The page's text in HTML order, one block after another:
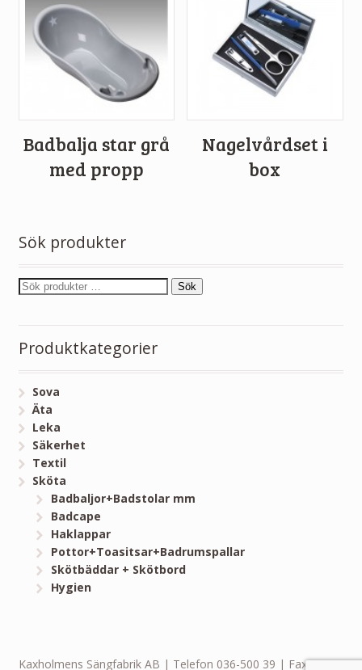
Badbalja star grå
med propp
Nagelvårdset i
box
Sök produkter
Sök
Produktkategorier
Sova
Äta
Leka
Säkerhet
Textil
Sköta
Badbaljor+Badstolar mm
Badcape
Haklappar
Pottor+Toasitsar+Badrumspallar
Skötbäddar + Skötbord
Hygien
Kaxholmens Sängfabrik AB | Telefon 036-500 39 | Fax 036-